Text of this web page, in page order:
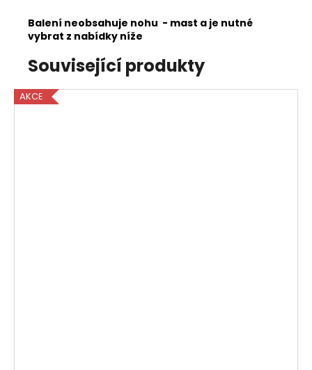
Balení neobsahuje nohu - mast a je nutné
vybrat z nabídky níže
Související produkty
AKCE